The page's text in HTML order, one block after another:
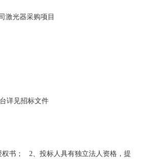
激光器采购项目
详见招标文件
书； 2、投标人具有独立法人资格，提